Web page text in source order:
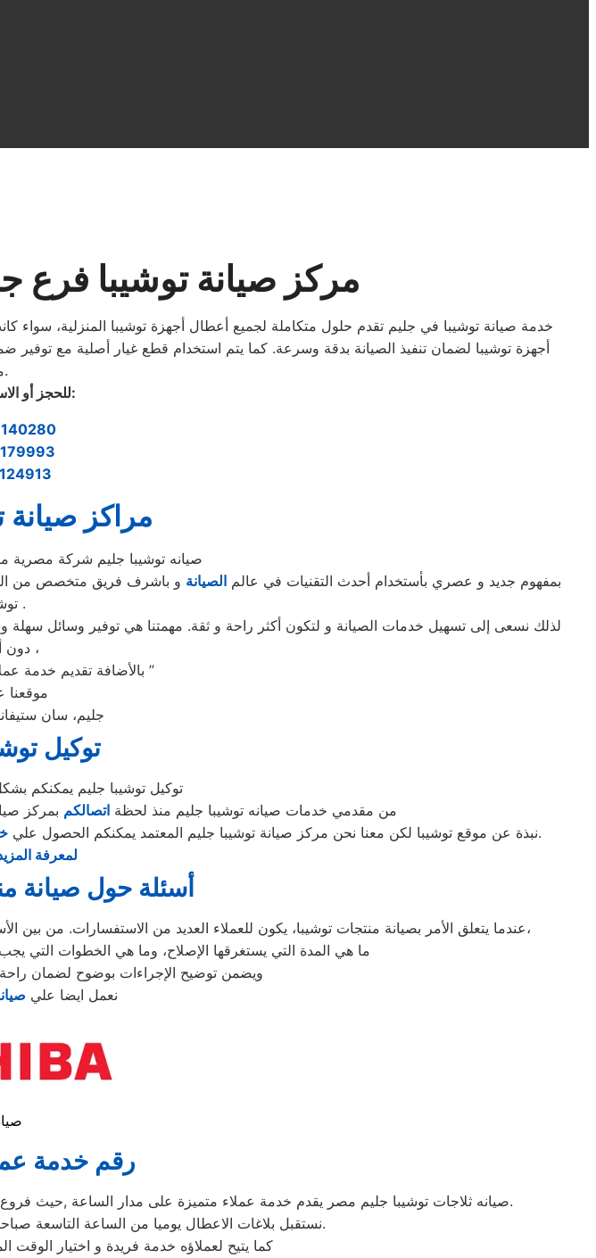
مركز صيانة توشيبا فرع
خدمة صيانة توشيبا في جليم تقدم حلول متكاملة لجميع أعطال أجهزة توشيبا المنزلية،
أجهزة توشيبا لضمان تنفيذ الصيانة بدقة وسرعة. كما يتم استخدام قطع غيار أصلية مع توفير
ممكنة.
للحجز أو:
مراكز
صيانه توشيبا جليم شركة مصرية
بمفهوم جديد و عصري بأستخدام أحدث التقنيات في عالم الصيانة و باشرف فريق متخصص من
توشيبا جليم .
لذلك نسعى إلى تسهيل خدمات الصيانة و لتكون أكثر راحة و ثقة. مهمتنا هي توفير وسائل
دون أي مفاجآت ،
بالأضافة تقديم خدمة عملاء مميزة من البداية إلى النهاية ”
موقعنا
جليم، سان
توكيل
توكيل توشيبا جليم يمكنكم
من مقدمي خدمات صيانه توشيبا جليم منذ لحظة اتصالكم بمركز
نبذة عن موقع توشيبا لكن معنا نحن مركز صيانة توشيبا جليم المعتمد يمكنكم الحصول علي.
لمعرفة
أسئلة حول صيانة
عندما يتعلق الأمر بصيانة منتجات توشيبا، يكون للعملاء العديد من الاستفسارات. من بين الأسئلة الشائعة التي يمكن أن يطرحها العملاء على فريق خدمة العملاء هي كيفية تقديم طلب صيانة،
ما هي المدة التي يستغرقها الإصلاح، وما هي الخطوات التي
ويضمن توضيح الإجراءات بوضوح لضمان
نعمل ايضا علي
رقم خدمة
صيانه ثلاجات توشيبا جليم مصر يقدم خدمة عملاء متميزة على مدار الساعة ,حيث فروع معارضنا للصيانة والموزعين المعتمدين دائما اقرب اليلك حيث اننا نغطي جميع محافظة مصر.
نستقبل بلاغات الاعطال يوميا من الساعة التاسعة صباحا حتى التاسعة مساء من خلال الرقم المختصر لخدمة العملاء.
كما يتيح لعملاؤه خدمة فريدة و اختيار